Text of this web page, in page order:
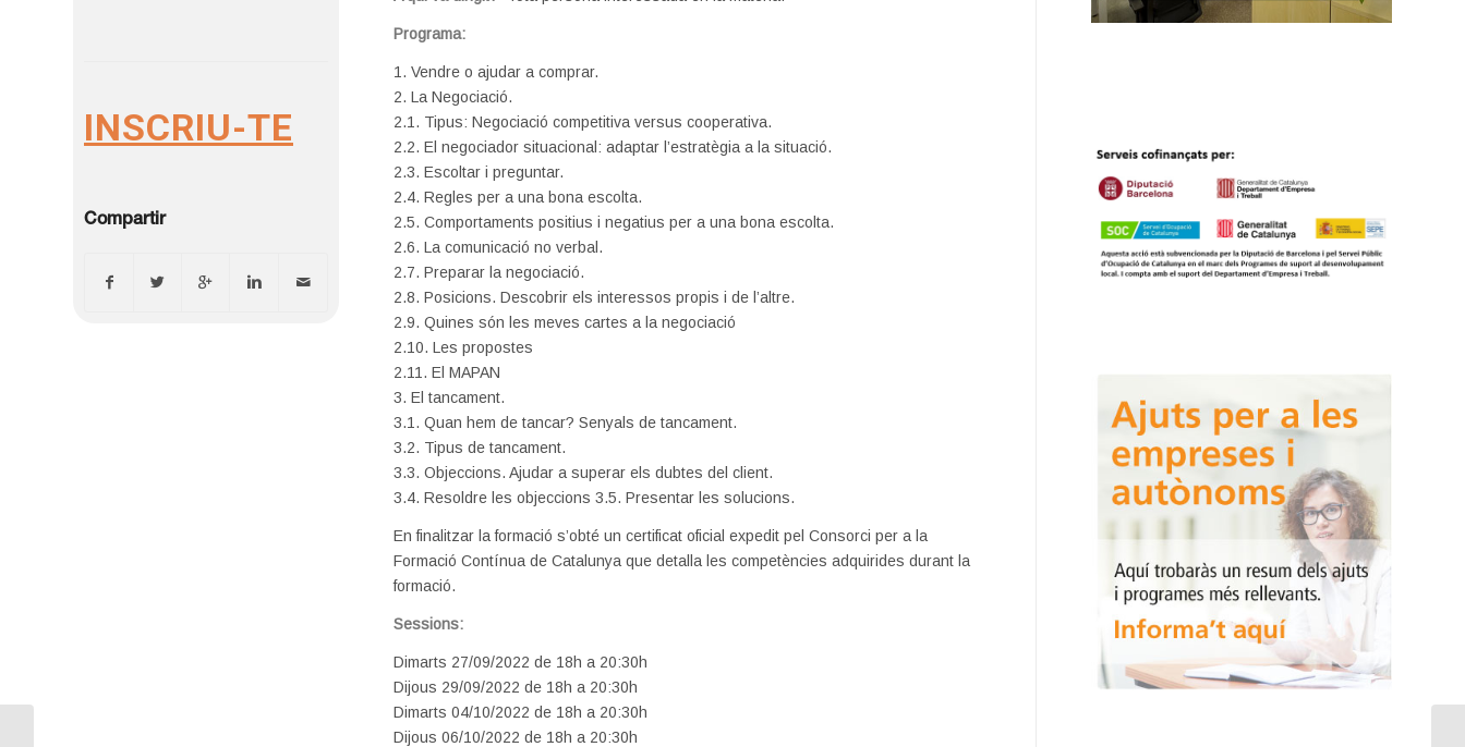
INSCRIU-TE
Compartir
Programa:
1. Vendre o ajudar a comprar.
2. La Negociació.
2.1. Tipus: Negociació competitiva versus cooperativa.
2.2. El negociador situacional: adaptar l’estratègia a la situació.
2.3. Escoltar i preguntar.
2.4. Regles per a una bona escolta.
2.5. Comportaments positius i negatius per a una bona escolta.
2.6. La comunicació no verbal.
2.7. Preparar la negociació.
2.8. Posicions. Descobrir els interessos propis i de l’altre.
2.9. Quines són les meves cartes a la negociació
2.10. Les propostes
2.11. El MAPAN
3. El tancament.
3.1. Quan hem de tancar? Senyals de tancament.
3.2. Tipus de tancament.
3.3. Objeccions. Ajudar a superar els dubtes del client.
3.4. Resoldre les objeccions 3.5. Presentar les solucions.
En finalitzar la formació s’obté un certificat oficial expedit pel Consorci per a la
Formació Contínua de Catalunya que detalla les competències adquirides durant la
formació.
Sessions:
Dimarts 27/09/2022 de 18h a 20:30h
Dijous 29/09/2022 de 18h a 20:30h
Dimarts 04/10/2022 de 18h a 20:30h
Dijous 06/10/2022 de 18h a 20:30h